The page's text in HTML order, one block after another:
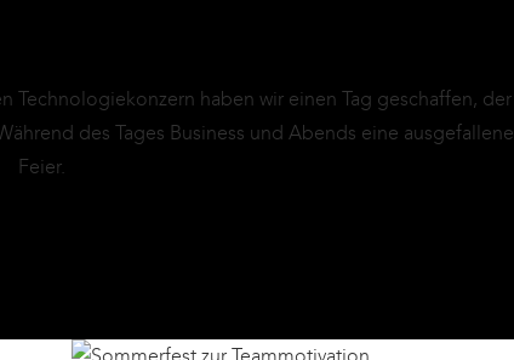
Technologiekonzern haben wir einen Tag geschaffen, der
des Tages Business und Abends eine ausgefallene
Feier.